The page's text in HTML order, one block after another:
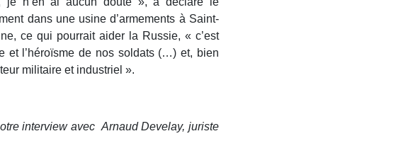
dans une usine d’armements à Saint-
ce qui pourrait aider la Russie, « c’est
et l’héroïsme de nos soldats (…) et, bien
militaire et industriel ».
interview avec Arnaud Develay, juriste